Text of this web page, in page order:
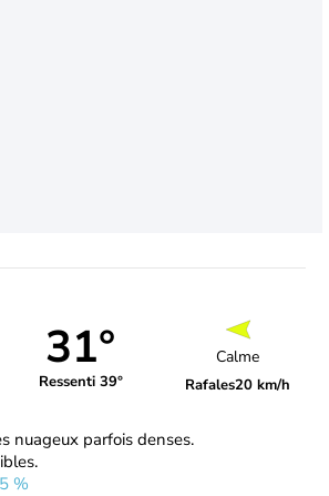
31°
Ressenti 39°
Calme
Rafales20 km/h
nuageux parfois denses.
%